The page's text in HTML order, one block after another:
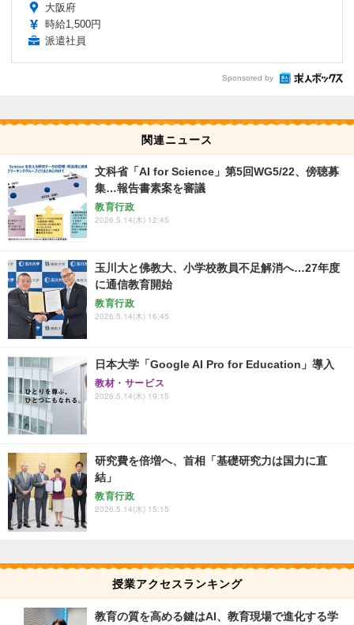
大阪府
時給1,500円
派遣社員
Sponsored by
関連ニュース
文科省「AI for Science」第5回WG5/22、傍聴募
集…報告書素案を審議
教育行政
2026.5.14(木) 12:45
玉川大と佛教大、小学校教員不足解消へ…27年度
に通信教育開始
教育行政
2026.5.14(木) 16:45
日本大学「Google AI Pro for Education」導入
教材・サービス
2026.5.14(木) 19:15
研究費を倍増へ、首相「基礎研究力は国力に直
結」
教育行政
2026.5.14(木) 15:15
授業アクセスランキング
教育の質を高める鍵はAI、教育現場で進化する学